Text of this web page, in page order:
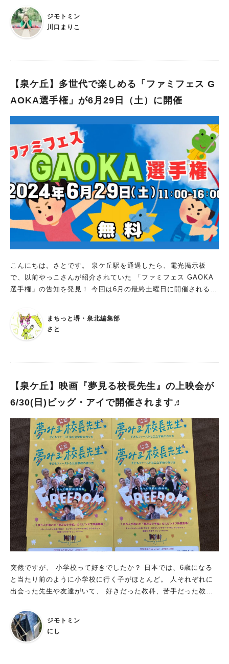
・ 日常オムツが取れていない乳幼児はスイミング用オムツ着用
で、幼児プールが利用可 ・ 持込みテントは、原則としてワンタ
ッチテント（サイズ180cm×180cm以内）のみ利用可 ※テント設
ようにしてください ※強風の時など危険と判断した場合は、テ
傘・大型浮き輪やシャチ等動物型の浮き具など大型遊具（1.2m
以上）・ゴムポート・足ひれ等の使用不可 ※その他、職員の判
グ・ネックレス・ピアスなど装飾品の着用不可 ・飲酒後の入水
は危険ですので、おやめください ・飲食物の持ち込み禁止 ・券
売機、駐車場事前精算機ともに新札対応なし その他の注意事項
など詳しくは、こちら 飲食は売店やキッチンカーで！ プール
といえば、売店の食事も楽しみの一つ。「マルエス堺 原山公園
プール」には魅惑のグルメもスタンバイ。 カレー、肉うどん、
からあげ、フライドポテトといった空腹をガッツリ満たしてくれ
るフードから かき氷やソフトクリームなどもあるようです。 ソ
フトドリンクやアルコール類も販売されているそうなので、遊泳
後のお楽しみとしてぜひ。 いかがでしたでしょうか。今週末の
プール開きが、楽しみですね！ 駐車場の混雑が予想されますの
で、公共の交通機関を使われることをおすすめします。
知ですか？ 全世界、日本中、どこでも土曜日の朝8時にスタート
し、集まったみんなで5kmのコースをそれぞれのペースで歩いた
り走ったりしています。 歩かなくても走らなくても、見に来る
月から始まっています！ 2023年10月24日(火)18:00~放送 NHK
の街」のコーナーでも放送されました。 2024年5月18日の開催
時で開始からの合計参加人数が2000人に達し、いつも参加して
くれている小学生が記念メダルを作ってきてくれました！ 参加
無料でどなたでも♪ 土曜の朝にちょっと早起きして、足を運んで
みてください♡
ジモトミン
川口まりこ
【泉ケ丘】多世代で楽しめる「ファミフェス G
AOKA選手権」が6月29日（土）に開催
こんにちは。さとです。 泉ケ丘駅を通過したら、電光掲示板
で、以前やっこさんが紹介されていた 「ファミフェス GAOKA
選手権」の告知を発見！ 今回は6月の最終土曜日に開催されるよ
で一緒に、競い、遊び、楽しめる」をテーマに多世代が交流し毎
回盛り上がりを見せているイベントです。 みんなでチャレン
ジ！ いろいろな遊びに挑戦できるのですが、中でも目を引いた
ーズをとったり歩くだけでなく、慣れてくるとジャンプして楽し
には、さかなつりゲーム、的あてゲーム、かえるロケット飛ばし
など、子ども達が喜びそうな遊びも用意されています。 健康相
談コーナーもあり、病院に行くまでもないけれど、日常生活で少
し気になっていた些細なことを相談できるのは、とってもありが
たいですよね。 遊びや健康相談は、泉ヶ丘にキャンパスがあ
る、大阪健康福祉短期大学の学生さんがしっかりとサポートして
くれます。 子ども達、集合〜♪ すっかりお馴染みになってい
る、お話と出会う会「あったとさ」の皆さんによる絵本の読み聞
かせ会も行われます。 時間は13時からと14時からの各回30分
間。 堺市立ビッグバンのボランティアとしても活躍している、
「あったとさ」のメンバーが温かい雰囲気で会場を盛り上げてく
れます。 場所は？ イベントの会場となるのは、泉ヶ丘ひろば専
門店街「ちびっこ広場」です。 泉ケ丘駅からパンジョ・髙島屋
むと見えてくる、芝生のポコポコとした小山が可愛い場所となり
ます。「ちびっこひろば」という可愛らしいネーミングだけれ
ど、大人が入っても良いんです。 手前側には机とイスがあり、
しています。 同時開催も見逃せない！ さらに、堺市立ビッグバ
ン内のチケット無しで入れる「子ども劇場」では、 11時から15
時に「目指せエースで４番！」が開催されます。 ストラックア
まちっと堺・泉北編集部
さと
【泉ケ丘】映画『夢見る校長先生』の上映会が
6/30(日)ビッグ・アイで開催されます♬
突然ですが、 小学校って好きでしたか？ 日本では、6歳になる
と当たり前のように小学校に行く子がほとんど。 人それぞれに
出会った先生や友達がいて、 好きだった教科、苦手だった教
足、修学旅行…。 まだやわらかい心で経験し刻まれた、いろん
な出来事の積み重ねが 人生の土台となっていると思います。
ジモトミン
にし